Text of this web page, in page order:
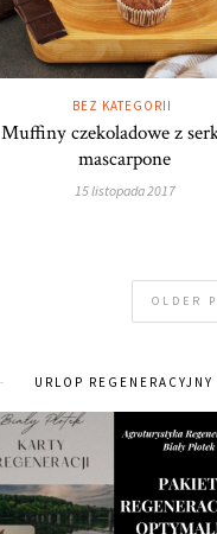
BEZ KATEGORII
Muffiny czekoladowe z
mascarpone
15 listopada 2017
OLDER
URLOP REGENERACYJNY